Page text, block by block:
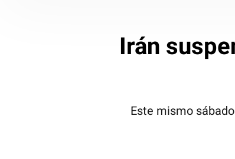
Irán
Este mismo